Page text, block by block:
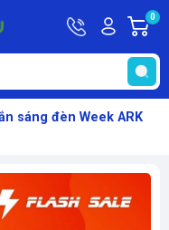
HotlineTài
khoản
Hello,
Khách
0
sáng đèn Week ARK